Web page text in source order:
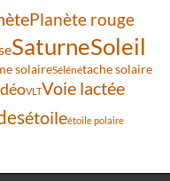
Planète rouge
SaturneSoleil
solaireSélénétache solaire
VLTVoie lactée
étoileétoile polaire